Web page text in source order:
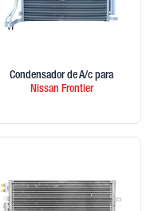
Condensador de A/c para
Nissan Frontier